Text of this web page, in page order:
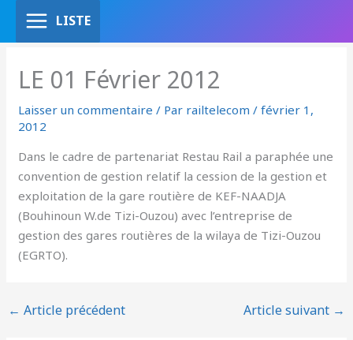
LISTE
LE 01 Février 2012
Laisser un commentaire / Par railtelecom/février 1,
2012
Dans le cadre de partenariat Restau Rail a paraphée une
convention de gestion relatif la cession de la gestion et
exploitation de la gare routière de KEF-NAADJA
(Bouhinoun W.de Tizi-Ouzou) avec l’entreprise de
gestion des gares routières de la wilaya de Tizi-Ouzou
(EGRTO).
← Article précédent Article suivant →